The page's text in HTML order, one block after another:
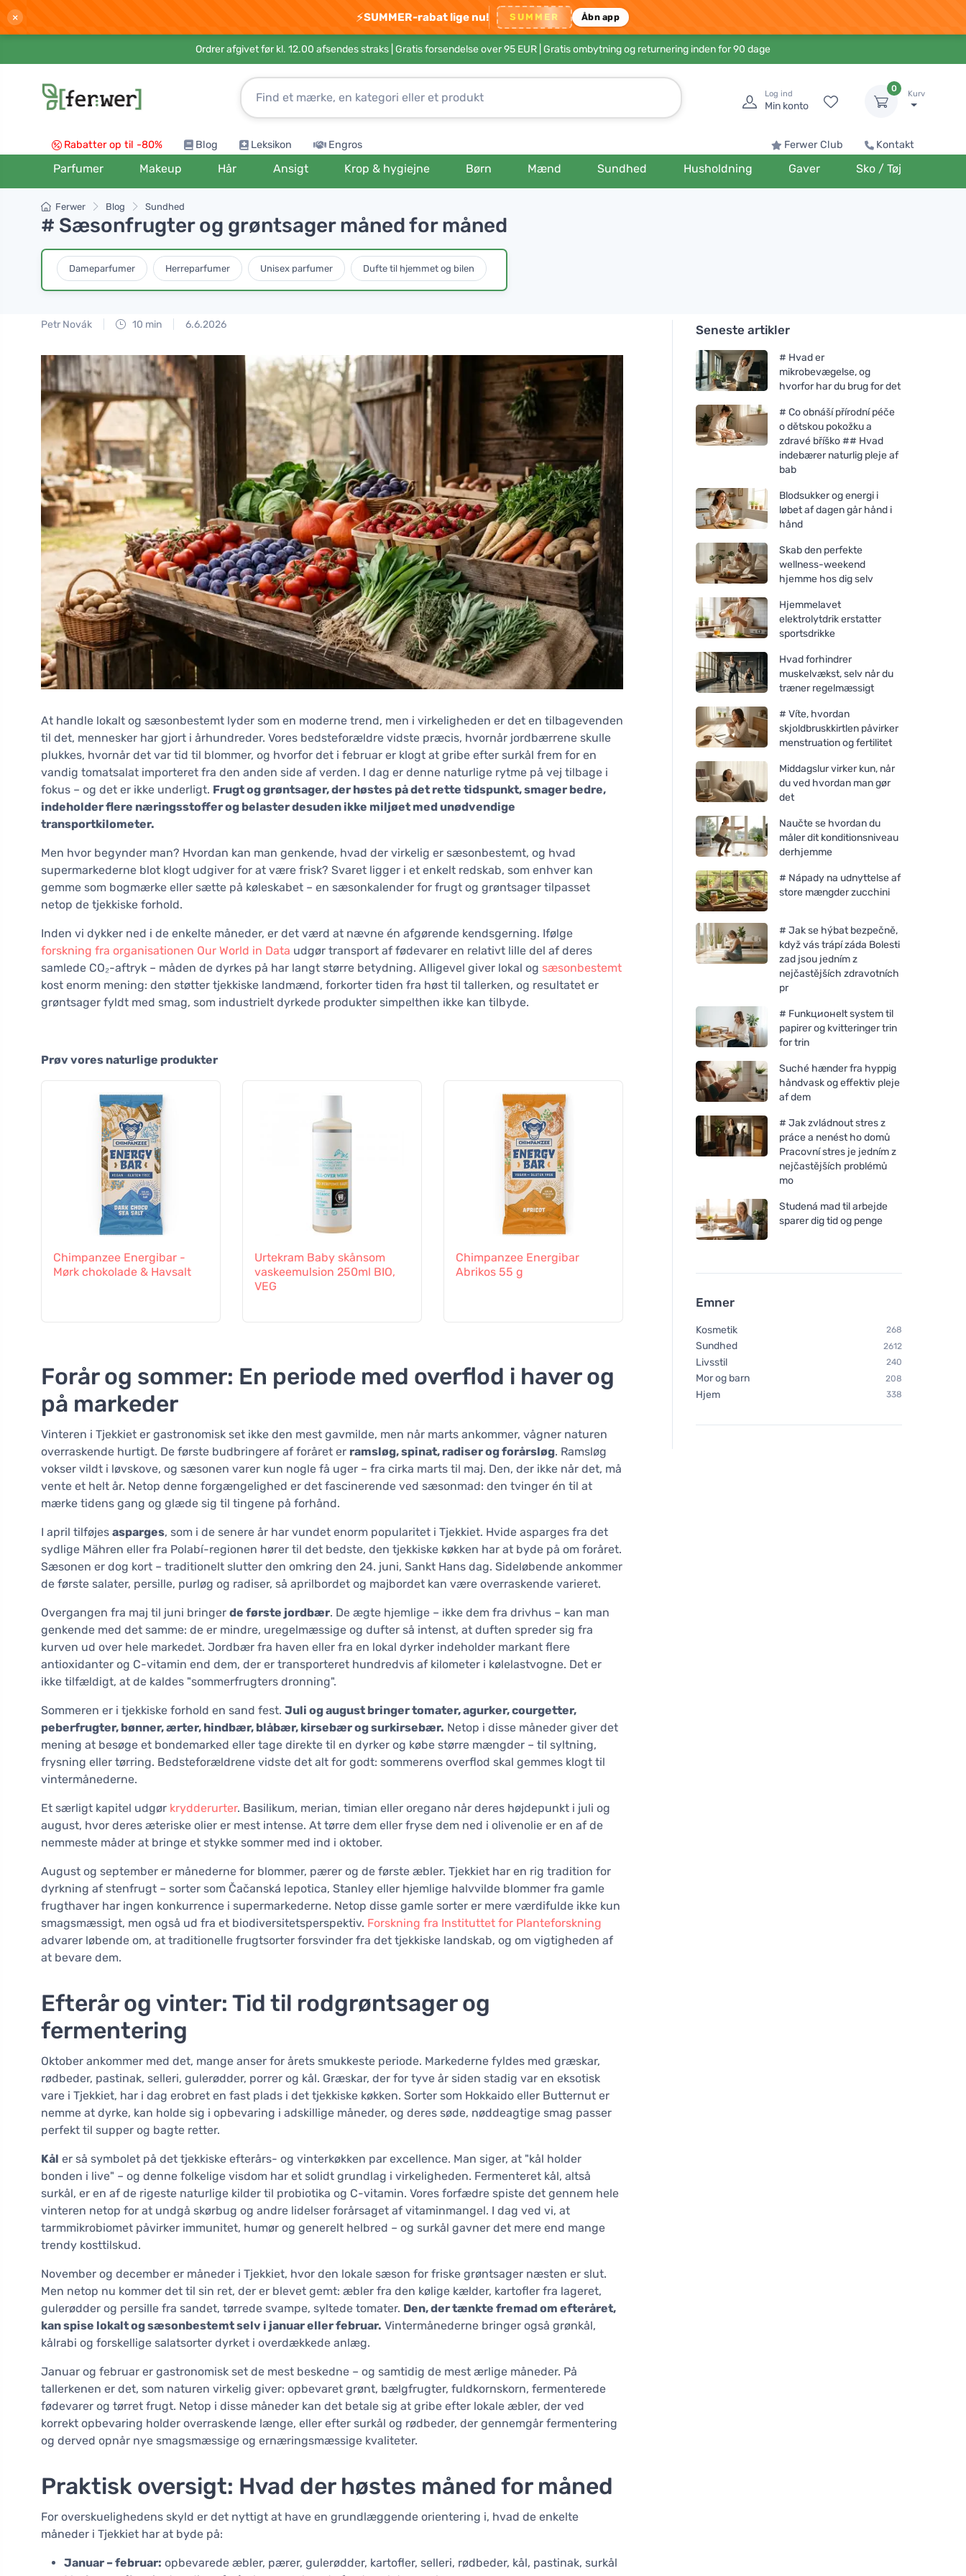
× ⚡SUMMER-rabat lige nu! SUMMER Åbn app
Ordrer afgivet før kl. 12.00 afsendes straks | Gratis forsendelse over 95 EUR | Gratis ombytning og returnering inden for 90 dage
Log ind
Min konto
0
Kurv
Rabatter op til -80% Blog Leksikon Engros Ferwer Club Kontakt
Parfumer Makeup Hår Ansigt Krop & hygiejne Børn Mænd Sundhed Husholdning Gaver Sko / Tøj
Ferwer Blog Sundhed
# Sæsonfrugter og grøntsager måned for måned
Dameparfumer Herreparfumer Unisex parfumer Dufte til hjemmet og bilen
Petr Novák 10 min 6.6.2026
At handle lokalt og sæsonbestemt lyder som en moderne trend, men i virkeligheden er det en tilbagevenden
til det, mennesker har gjort i århundreder. Vores bedsteforældre vidste præcis, hvornår jordbærrene skulle
plukkes, hvornår det var tid til blommer, og hvorfor det i februar er klogt at gribe efter surkål frem for en
vandig tomatsalat importeret fra den anden side af verden. I dag er denne naturlige rytme på vej tilbage i
fokus – og det er ikke underligt. Frugt og grøntsager, der høstes på det rette tidspunkt, smager bedre,
indeholder flere næringsstoffer og belaster desuden ikke miljøet med unødvendige
transportkilometer.
Men hvor begynder man? Hvordan kan man genkende, hvad der virkelig er sæsonbestemt, og hvad
supermarkederne blot klogt udgiver for at være frisk? Svaret ligger i et enkelt redskab, som enhver kan
gemme som bogmærke eller sætte på køleskabet – en sæsonkalender for frugt og grøntsager tilpasset
netop de tjekkiske forhold.
Inden vi dykker ned i de enkelte måneder, er det værd at nævne én afgørende kendsgerning. Ifølge
forskning fra organisationen Our World in Data udgør transport af fødevarer en relativt lille del af deres
samlede CO₂-aftryk – måden de dyrkes på har langt større betydning. Alligevel giver lokal og sæsonbestemt
kost enorm mening: den støtter tjekkiske landmænd, forkorter tiden fra høst til tallerken, og resultatet er
grøntsager fyldt med smag, som industrielt dyrkede produkter simpelthen ikke kan tilbyde.
Prøv vores naturlige produkter
Chimpanzee Energibar -
Mørk chokolade & Havsalt
Urtekram Baby skånsom
vaskeemulsion 250ml BIO,
VEG
Chimpanzee Energibar
Abrikos 55 g
frugtbar med mango og
med næring 250 ml
Forår og sommer: En periode med overflod i haver og
på markeder
Vinteren i Tjekkiet er gastronomisk set ikke den mest gavmilde, men når marts ankommer, vågner naturen
overraskende hurtigt. De første budbringere af foråret er ramsløg, spinat, radiser og forårsløg. Ramsløg
vokser vildt i løvskove, og sæsonen varer kun nogle få uger – fra cirka marts til maj. Den, der ikke når det, må
vente et helt år. Netop denne forgængelighed er det fascinerende ved sæsonmad: den tvinger én til at
mærke tidens gang og glæde sig til tingene på forhånd.
I april tilføjes asparges, som i de senere år har vundet enorm popularitet i Tjekkiet. Hvide asparges fra det
sydlige Mähren eller fra Polabí-regionen hører til det bedste, den tjekkiske køkken har at byde på om foråret.
Sæsonen er dog kort – traditionelt slutter den omkring den 24. juni, Sankt Hans dag. Sideløbende ankommer
de første salater, persille, purløg og radiser, så aprilbordet og majbordet kan være overraskende varieret.
Overgangen fra maj til juni bringer de første jordbær. De ægte hjemlige – ikke dem fra drivhus – kan man
genkende med det samme: de er mindre, uregelmæssige og dufter så intenst, at duften spreder sig fra
kurven ud over hele markedet. Jordbær fra haven eller fra en lokal dyrker indeholder markant flere
antioxidanter og C-vitamin end dem, der er transporteret hundredvis af kilometer i kølelastvogne. Det er
ikke tilfældigt, at de kaldes "sommerfrugters dronning".
Sommeren er i tjekkiske forhold en sand fest. Juli og august bringer tomater, agurker, courgetter,
peberfrugter, bønner, ærter, hindbær, blåbær, kirsebær og surkirsebær. Netop i disse måneder giver det
mening at besøge et bondemarked eller tage direkte til en dyrker og købe større mængder – til syltning,
frysning eller tørring. Bedsteforældrene vidste det alt for godt: sommerens overflod skal gemmes klogt til
vintermånederne.
Et særligt kapitel udgør krydderurter. Basilikum, merian, timian eller oregano når deres højdepunkt i juli og
august, hvor deres æteriske olier er mest intense. At tørre dem eller fryse dem ned i olivenolie er en af de
nemmeste måder at bringe et stykke sommer med ind i oktober.
August og september er månederne for blommer, pærer og de første æbler. Tjekkiet har en rig tradition for
dyrkning af stenfrugt – sorter som Čačanská lepotica, Stanley eller hjemlige halvvilde blommer fra gamle
frugthaver har ingen konkurrence i supermarkederne. Netop disse gamle sorter er mere værdifulde ikke kun
smagsmæssigt, men også ud fra et biodiversitetsperspektiv. Forskning fra Instituttet for Planteforskning
advarer løbende om, at traditionelle frugtsorter forsvinder fra det tjekkiske landskab, og om vigtigheden af
at bevare dem.
Efterår og vinter: Tid til rodgrøntsager og
fermentering
Oktober ankommer med det, mange anser for årets smukkeste periode. Markederne fyldes med græskar,
rødbeder, pastinak, selleri, gulerødder, porrer og kål. Græskar, der for tyve år siden stadig var en eksotisk
vare i Tjekkiet, har i dag erobret en fast plads i det tjekkiske køkken. Sorter som Hokkaido eller Butternut er
nemme at dyrke, kan holde sig i opbevaring i adskillige måneder, og deres søde, nøddeagtige smag passer
perfekt til supper og bagte retter.
Kål er så symbolet på det tjekkiske efterårs- og vinterkøkken par excellence. Man siger, at "kål holder
bonden i live" – og denne folkelige visdom har et solidt grundlag i virkeligheden. Fermenteret kål, altså
surkål, er en af de rigeste naturlige kilder til probiotika og C-vitamin. Vores forfædre spiste det gennem hele
vinteren netop for at undgå skørbug og andre lidelser forårsaget af vitaminmangel. I dag ved vi, at
tarmmikrobiomet påvirker immunitet, humør og generelt helbred – og surkål gavner det mere end mange
trendy kosttilskud.
November og december er måneder i Tjekkiet, hvor den lokale sæson for friske grøntsager næsten er slut.
Men netop nu kommer det til sin ret, der er blevet gemt: æbler fra den kølige kælder, kartofler fra lageret,
gulerødder og persille fra sandet, tørrede svampe, syltede tomater. Den, der tænkte fremad om efteråret,
kan spise lokalt og sæsonbestemt selv i januar eller februar. Vintermånederne bringer også grønkål,
kålrabi og forskellige salatsorter dyrket i overdækkede anlæg.
Januar og februar er gastronomisk set de mest beskedne – og samtidig de mest ærlige måneder. På
tallerkenen er det, som naturen virkelig giver: opbevaret grønt, bælgfrugter, fuldkornskorn, fermenterede
fødevarer og tørret frugt. Netop i disse måneder kan det betale sig at gribe efter lokale æbler, der ved
korrekt opbevaring holder overraskende længe, eller efter surkål og rødbeder, der gennemgår fermentering
og derved opnår nye smagsmæssige og ernæringsmæssige kvaliteter.
Praktisk oversigt: Hvad der høstes måned for måned
For overskuelighedens skyld er det nyttigt at have en grundlæggende orientering i, hvad de enkelte
måneder i Tjekkiet har at byde på:
Januar – februar: opbevarede æbler, pærer, gulerødder, kartofler, selleri, rødbeder, kål, pastinak, surkål
Seneste artikler
# Hvad er
mikrobevægelse, og
hvorfor har du brug for det
# Co obnáší přírodní péče
o dětskou pokožku a
zdravé bříško ## Hvad
indebærer naturlig pleje af
bab
Blodsukker og energi i
løbet af dagen går hånd i
hånd
Skab den perfekte
wellness-weekend
hjemme hos dig selv
Hjemmelavet
elektrolytdrik erstatter
sportsdrikke
Hvad forhindrer
muskelvækst, selv når du
træner regelmæssigt
# Víte, hvordan
skjoldbruskkirtlen påvirker
menstruation og fertilitet
Middagslur virker kun, når
du ved hvordan man gør
det
Naučte se hvordan du
måler dit konditionsniveau
derhjemme
# Nápady na udnyttelse af
store mængder zucchini
# Jak se hýbat bezpečně,
když vás trápí záda Bolesti
zad jsou jedním z
nejčastějších zdravotních
pr
# Funkционelt system til
papirer og kvitteringer trin
for trin
Suché hænder fra hyppig
håndvask og effektiv pleje
af dem
# Jak zvládnout stres z
práce a nenést ho domů
Pracovní stres je jedním z
nejčastějších problémů
mo
Studená mad til arbejde
sparer dig tid og penge
Emner
Kosmetik 268
Sundhed 2612
Livsstil 240
Mor og barn 208
Hjem 338